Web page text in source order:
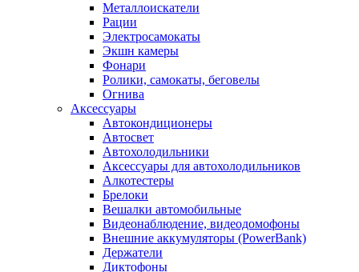
Металлоискатели
Рации
Электросамокаты
Экшн камеры
Фонари
Ролики, самокаты, беговелы
Огнива
Аксессуары
Автокондиционеры
Aвтосвет
Автохолодильники
Аксессуары для автохолодильников
Алкотестеры
Брелоки
Вешалки автомобильные
Видеонаблюдение, видеодомофоны
Внешние аккумуляторы (PowerBank)
Держатели
Диктофоны